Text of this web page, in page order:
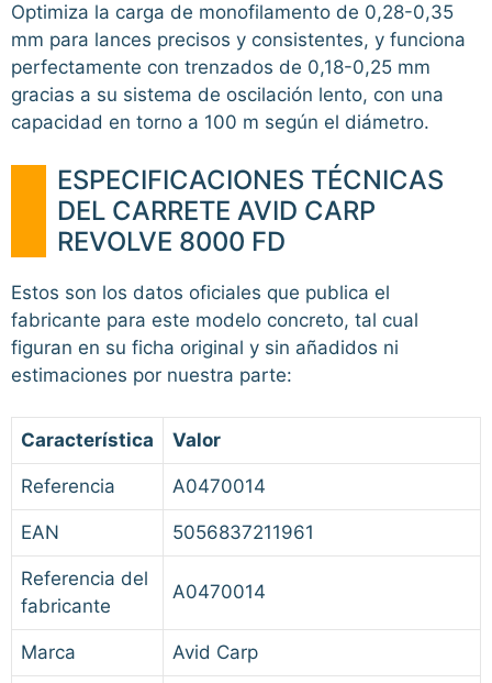
Optimiza la carga de monofilamento de 0,28-0,35
mm para lances precisos y consistentes, y funciona
perfectamente con trenzados de 0,18-0,25 mm
gracias a su sistema de oscilación lento, con una
capacidad en torno a 100 m según el diámetro.
ESPECIFICACIONES TÉCNICAS
DEL CARRETE AVID CARP
REVOLVE 8000 FD
Estos son los datos oficiales que publica el
fabricante para este modelo concreto, tal cual
figuran en su ficha original y sin añadidos ni
estimaciones por nuestra parte:
Característica Valor
Referencia A0470014
EAN 5056837211961
Referencia del
fabricante
A0470014
Marca Avid Carp